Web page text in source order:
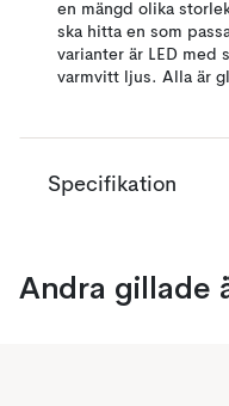
en mängd olika
ska hitta en som
varianter är LED med
varmvitt ljus. Alla är
Specifikation
Andra gillade